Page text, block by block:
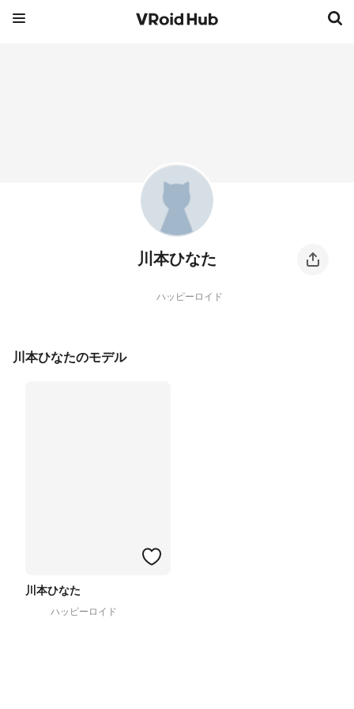
川本ひなた
ハッピーロイド
川本ひなたのモデル
川本ひなた
ハッピーロイド